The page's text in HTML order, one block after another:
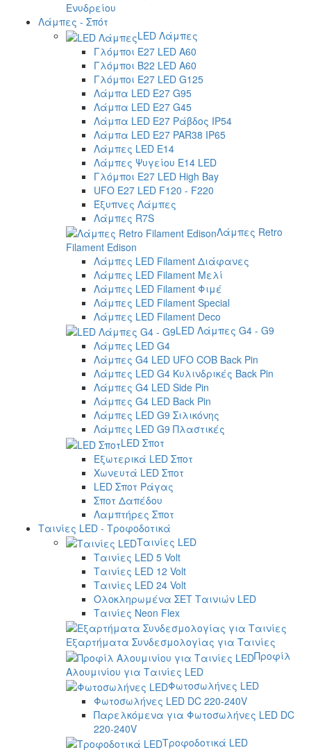
Ενυδρείου
Λάμπες - Σπότ
LED Λάμπες
Γλόμποι E27 LED A60
Γλόμποι B22 LED A60
Γλόμποι E27 LED G125
Λάμπα LED E27 G95
Λάμπα LED E27 G45
Λάμπα LED E27 Ράβδος IP54
Λάμπα LED E27 PAR38 IP65
Λάμπες LED E14
Λάμπες Ψυγείου E14 LED
Γλόμποι E27 LED High Bay
UFO E27 LED F120 - F220
Έξυπνες Λάμπες
Λάμπες R7S
Λάμπες Retro
Filament Edison
Λάμπες LED Filament Διάφανες
Λάμπες LED Filament Μελί
Λάμπες LED Filament Φιμέ
Λάμπες LED Filament Special
Λάμπες LED Filament Deco
LED Λάμπες G4 - G9
Λάμπες LED G4
Λάμπες G4 LED UFO COB Back Pin
Λάμπες LED G4 Κυλινδρικές Back Pin
Λάμπες G4 LED Side Pin
Λάμπες G4 LED Back Pin
Λάμπες LED G9 Σιλικόνης
Λάμπες LED G9 Πλαστικές
LED Σποτ
Εξωτερικά LED Σποτ
Χωνευτά LED Σποτ
LED Σποτ Ράγας
Σποτ Δαπέδου
Λαμπτήρες Σποτ
Ταινίες LED - Τροφοδοτικά
Ταινίες LED
Ταινίες LED 5 Volt
Ταινίες LED 12 Volt
Ταινίες LED 24 Volt
Ολοκληρωμένα ΣΕΤ Ταινιών LED
Ταινίες Neon Flex
Εξαρτήματα Συνδεσμολογίας για Ταινίες
Προφίλ
Αλουμινίου για Ταινίες LED
Φωτοσωλήνες LED
Φωτοσωλήνες LED DC 220-240V
Παρελκόμενα για Φωτοσωλήνες LED DC
220-240V
Τροφοδοτικά LED